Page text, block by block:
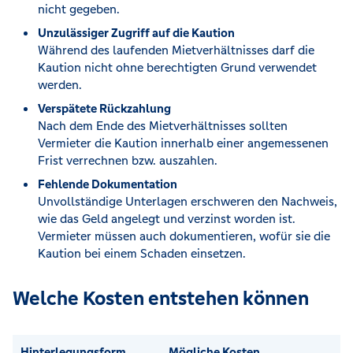
nicht gegeben.
Unzulässiger Zugriff auf die Kaution
Während des laufenden Mietverhältnisses darf die
Kaution nicht ohne berechtigten Grund verwendet
werden.
Verspätete Rückzahlung
Nach dem Ende des Mietverhältnisses sollten
Vermieter die Kaution innerhalb einer angemessenen
Frist verrechnen bzw. auszahlen.
Fehlende Dokumentation
Unvollständige Unterlagen erschweren den Nachweis,
wie das Geld angelegt und verzinst worden ist.
Vermieter müssen auch dokumentieren, wofür sie die
Kaution bei einem Schaden einsetzen.
Welche Kosten entstehen können